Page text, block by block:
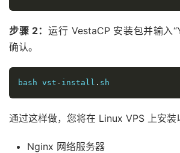
步骤 2： 运行 VestaCP 安装包并输入
确认。
bash vst - install . sh
通过这样做，您将在 Linux VPS 上安装
Nginx 网络服务器